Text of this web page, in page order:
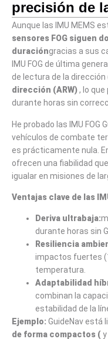
precisión de
Aunque las IMU MEMS
sensores FOG siguen
duracióngracias a sus
IMU FOG de última
de lectura de la dirección
dirección (ARW), lo
durante horas sin
He probado las IMU FOG
vehículos de combate
es prácticamente nula.
ofrecen una fiabilidad
igualar en misiones de
Ventajas clave de las
Deriva ultrabaja:
durante horas sin
Resiliencia
impactos fuertes
temperatura.
Adaptabilidad
combinan la
estabilidad de la
Ejemplo: GuideNav está
de forma compactos (